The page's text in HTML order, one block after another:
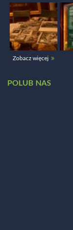
Zobacz więcej
POLUB NAS